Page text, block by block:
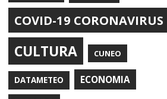
COVID-19 CORONAVIRUS
CULTURA CUNEO
DATAMETEO ECONOMIA